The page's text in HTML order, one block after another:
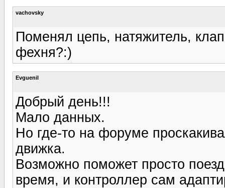
vachovsky
Поменял цепь, натяжитель,
фехня?:)
Evguenil
Добрый день!!!
Мало данных.
Но где-то на форуме
движка.
Возможно поможет просто
время, и контроллер сам